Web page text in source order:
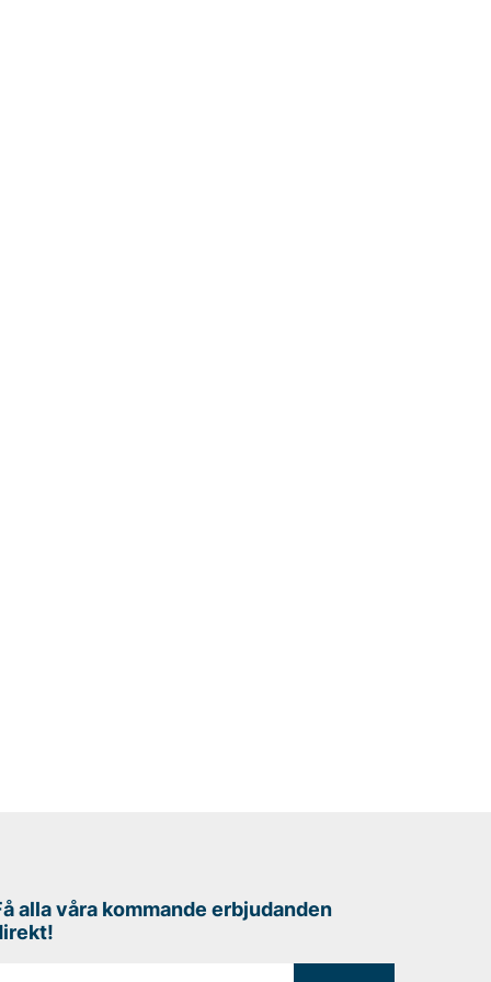
alla våra kommande erbjudanden